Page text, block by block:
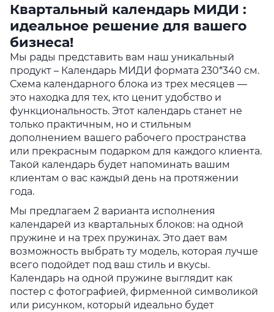
Квартальный календарь МИДИ :
идеальное решение для вашего
бизнеса!
Мы рады представить вам наш уникальный
продукт – Календарь МИДИ формата 230*340 см.
Схема календарного блока из трех месяцев —
это находка для тех, кто ценит удобство и
функциональность. Этот календарь станет не
только практичным, но и стильным
дополнением вашего рабочего пространства
или прекрасным подарком для каждого клиента.
Такой календарь будет напоминать вашим
клиентам о вас каждый день на протяжении
года.
Мы предлагаем 2 варианта исполнения
календарей из квартальных блоков: на одной
пружине и на трех пружинах. Это дает вам
возможность выбрать ту модель, которая лучше
всего подойдет под ваш стиль и вкусы.
Календарь на одной пружине выглядит как
постер с фотографией, фирменной символикой
или рисунком, который идеально будет